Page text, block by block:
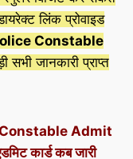
लिंक प्रोवाइड
Constable
सभी जानकारी प्राप्त
Admit
कार्ड कब जारी